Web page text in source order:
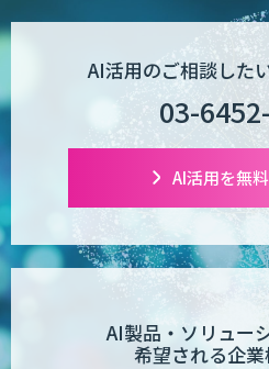
AI活用のご相談した
03-
AI活用を無
AI製品・ソリュー
希望される企